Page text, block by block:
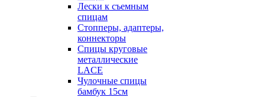
Лески к съемным
спицам
Стопперы, адаптеры,
коннекторы
Спицы круговые
металлические
LACE
Чулочные спицы
бамбук 15см